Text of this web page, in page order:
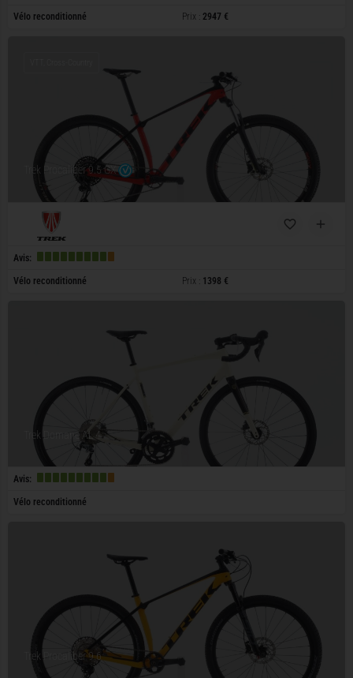
Vélo reconditionné Prix : 2947 €
Trek Procaliber 9.5 GX
Avis:
Vélo reconditionné Prix : 1398 €
Trek Domane AL 4
Avis:
Vélo reconditionné
Trek Procaliber 9.6